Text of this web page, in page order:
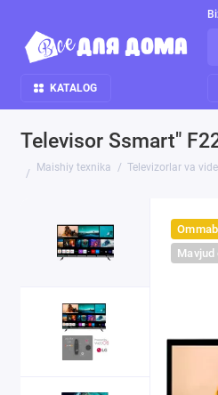
KATALOG
Televisor Ssmart"
Maishiy texnika Televizorlar va
Mavjud